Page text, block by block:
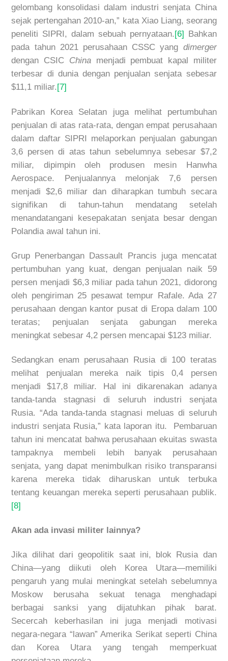
gelombang konsolidasi dalam industri senjata China
sejak pertengahan 2010-an,” kata Xiao Liang, seorang
peneliti SIPRI, dalam sebuah pernyataan. [6]
Bahkan
pada tahun 2021 perusahaan CSSC yang dimerger
dengan CSIC Chinamenjadi pembuat kapal militer
terbesar di dunia dengan penjualan senjata sebesar
$11,1 miliar. [7]
Pabrikan Korea Selatan juga melihat pertumbuhan
penjualan di atas rata-rata, dengan empat perusahaan
dalam daftar SIPRI melaporkan penjualan gabungan
3,6 persen di atas tahun sebelumnya sebesar $7,2
miliar, dipimpin oleh produsen mesin Hanwha
Aerospace. Penjualannya melonjak 7,6 persen
menjadi $2,6 miliar dan diharapkan tumbuh secara
signifikan di tahun-tahun mendatang setelah
menandatangani kesepakatan senjata besar dengan
Polandia awal tahun ini.
Grup Penerbangan Dassault Prancis juga mencatat
pertumbuhan yang kuat, dengan penjualan naik 59
persen menjadi $6,3 miliar pada tahun 2021, didorong
oleh pengiriman 25 pesawat tempur Rafale. Ada 27
perusahaan dengan kantor pusat di Eropa dalam 100
teratas; penjualan senjata gabungan mereka
meningkat sebesar 4,2 persen mencapai $123 miliar.
Sedangkan enam perusahaan Rusia di 100 teratas
melihat penjualan mereka naik tipis 0,4 persen
menjadi $17,8 miliar. Hal ini dikarenakan adanya
tanda-tanda stagnasi di seluruh industri senjata
Rusia. “Ada tanda-tanda stagnasi meluas di seluruh
industri senjata Rusia,” kata laporan itu. Pembaruan
tahun ini mencatat bahwa perusahaan ekuitas swasta
tampaknya membeli lebih banyak perusahaan
senjata, yang dapat menimbulkan risiko transparansi
karena mereka tidak diharuskan untuk terbuka
tentang keuangan mereka seperti perusahaan publik.
[8]
Akan ada invasi militer lainnya?
Jika dilihat dari geopolitik saat ini, blok Rusia dan
China—yang diikuti oleh Korea Utara—memiliki
pengaruh yang mulai meningkat setelah sebelumnya
Moskow berusaha sekuat tenaga menghadapi
berbagai sanksi yang dijatuhkan pihak barat.
Secercah keberhasilan ini juga menjadi motivasi
negara-negara “lawan” Amerika Serikat seperti China
dan Korea Utara yang tengah memperkuat